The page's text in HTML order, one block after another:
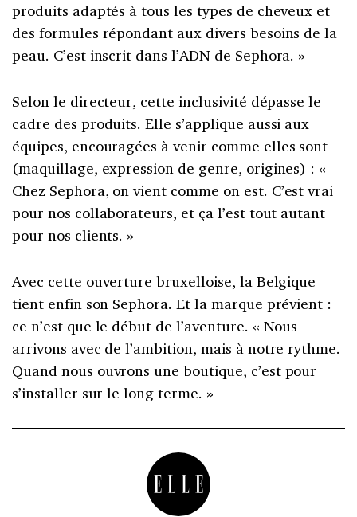
produits adaptés à tous les types de cheveux et
des formules répondant aux divers besoins de la
peau. C’est inscrit dans l’ADN de Sephora. »
Selon le directeur, cetteinclusivité dépasse le
cadre des produits. Elle s’applique aussi aux
équipes, encouragées à venir comme elles sont
(maquillage, expression de genre, origines) : «
Chez Sephora, on vient comme on est. C’est vrai
pour nos collaborateurs, et ça l’est tout autant
pour nos clients. »
Avec cette ouverture bruxelloise, la Belgique
tient enfin son Sephora. Et la marque prévient :
ce n’est que le début de l’aventure. « Nous
arrivons avec de l’ambition, mais à notre rythme.
Quand nous ouvrons une boutique, c’est pour
s’installer sur le long terme. »